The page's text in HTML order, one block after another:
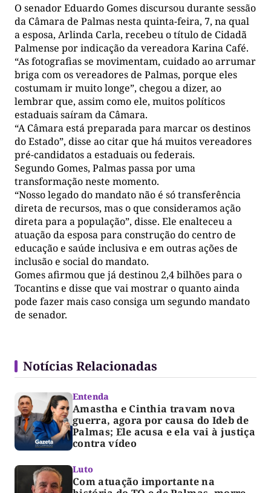
O senador Eduardo Gomes discursou durante sessão
da Câmara de Palmas nesta quinta-feira, 7, na qual
a esposa, Arlinda Carla, recebeu o título de Cidadã
Palmense por indicação da vereadora Karina Café.
“As fotografias se movimentam, cuidado ao arrumar
briga com os vereadores de Palmas, porque eles
costumam ir muito longe”, chegou a dizer, ao
lembrar que, assim como ele, muitos políticos
estaduais saíram da Câmara.
“A Câmara está preparada para marcar os destinos
do Estado”, disse ao citar que há muitos vereadores
pré-candidatos a estaduais ou federais.
Segundo Gomes, Palmas passa por uma
transformação neste momento.
“Nosso legado do mandato não é só transferência
direta de recursos, mas o que consideramos ação
direta para a população”, disse. Ele enalteceu a
atuação da esposa para construção do centro de
educação e saúde inclusiva e em outras ações de
inclusão e social do mandato.
Gomes afirmou que já destinou 2,4 bilhões para o
Tocantins e disse que vai mostrar o quanto ainda
pode fazer mais caso consiga um segundo mandato
de senador.
Notícias Relacionadas
Entenda
Amastha e Cinthia travam nova
guerra, agora por causa do Ideb de
Palmas; Ele acusa e ela vai à justiça
contra vídeo
Luto
Com atuação importante na